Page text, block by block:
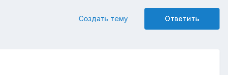
Ответить
Создать тему